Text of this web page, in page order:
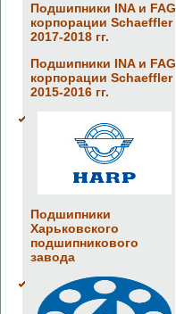
Подшипники INA и FAG
корпорации Schaeffler
2017-2018 гг.
Подшипники INA и FAG
корпорации Schaeffler
2015-2016 гг.
Подшипники
Харьковского
подшипникового
завода